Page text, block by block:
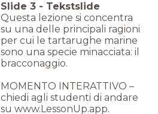
Slide 3 - Tekstslide
Questa lezione si concentra
su una delle principali ragioni
per cui le tartarughe marine
sono una specie minacciata: il
bracconaggio.
MOMENTO INTERATTIVO –
chiedi agli studenti di andare
su www.LessonUp.app.